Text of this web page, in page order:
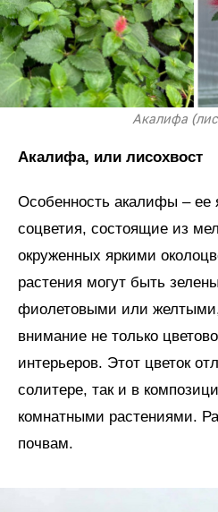
Акалифа
Акалифа, или лисохвост
Особенность акалифы – ее
соцветия, состоящие из
окруженных яркими
растения могут быть
фиолетовыми или желтыми,
внимание не только
интерьеров. Этот цветок
солитере, так и в
комнатными растениями.
почвам.